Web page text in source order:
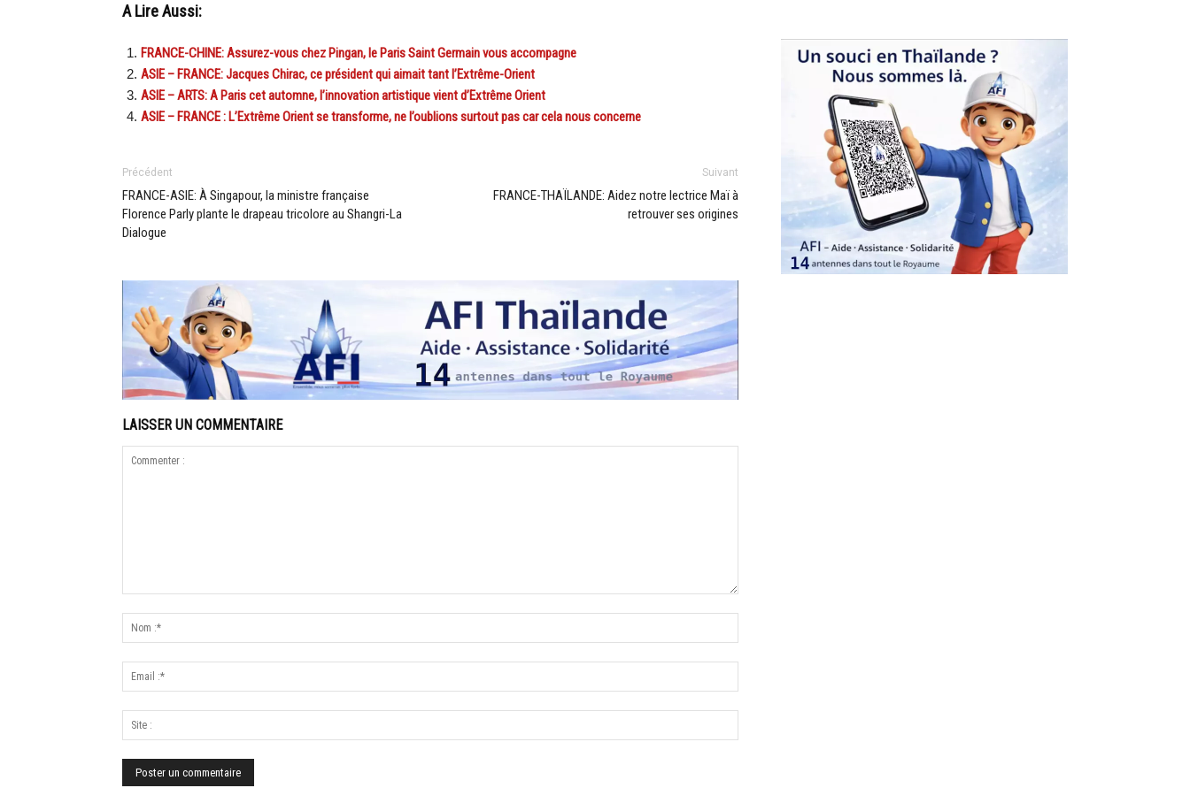
A Lire Aussi:
FRANCE-CHINE: Assurez-vous chez Pingan, le Paris Saint Germain vous accompagne
ASIE – FRANCE: Jacques Chirac, ce président qui aimait tant l’Extrême-Orient
ASIE – ARTS: A Paris cet automne, l’innovation artistique vient d’Extrême Orient
ASIE – FRANCE : L’Extrême Orient se transforme, ne l’oublions surtout pas car cela nous concerne
Précédent
FRANCE-ASIE: À Singapour, la ministre française
Florence Parly plante le drapeau tricolore au Shangri-La
Dialogue
Suivant
FRANCE-THAÏLANDE: Aidez notre lectrice Maï à
retrouver ses origines
LAISSER UN COMMENTAIRE